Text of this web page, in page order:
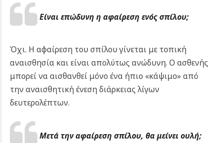
Είναι επώδυνη η αφαίρεση ενός σπίλου;
Όχι. Η αφαίρεση του σπίλου γίνεται με τοπική
αναισθησία και είναι απολύτως ανώδυνη. Ο ασθενής
μπορεί να αισθανθεί μόνο ένα ήπιο «κάψιμο» από
την αναισθητική ένεση διάρκειας λίγων
δευτερολέπτων.
Μετά την αφαίρεση σπίλου, θα μείνει ουλή;